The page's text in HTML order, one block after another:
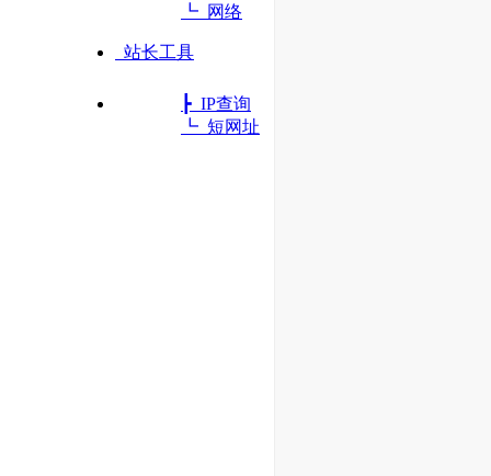
┗ 网络
站长工具
┣ IP查询
┗ 短网址